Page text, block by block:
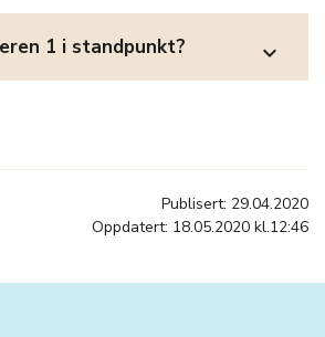
1 i standpunkt? expand_more
Publisert: 29.04.2020
Oppdatert: 18.05.2020 kl.12:46